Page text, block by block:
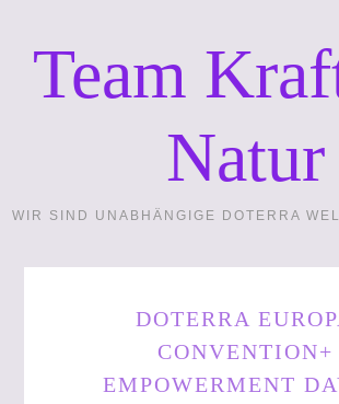
Team
Natur
WIR SIND UNABHÄNGIGE DOTERRA
DOTERRA
CONVENTION+
EMPOWERMENT